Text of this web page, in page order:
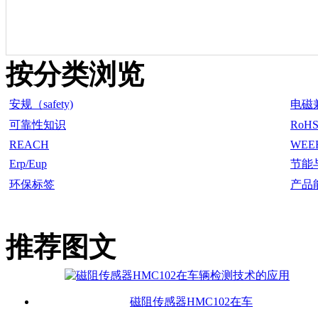
按分类浏览
安规（safety)
电磁
可靠性知识
RoHS
REACH
Erp/Eup
节能
环保标签
产品
推荐图文
磁阻传感器HMC102在车